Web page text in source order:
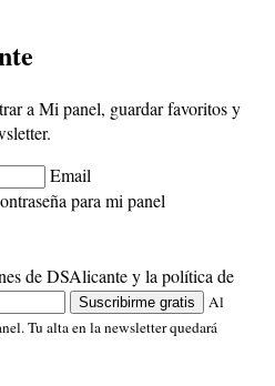
a Mi panel, guardar favoritos y
Email
para mi panel
de DSAlicante y la política de
Suscribirme gratis
Al
Tu alta en la newsletter quedará